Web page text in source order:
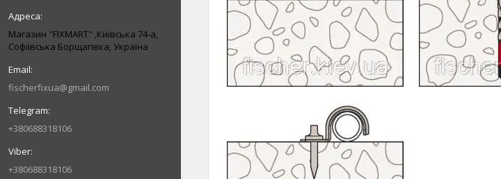
Магазин "FIXMART" ,Київська 74-a,
Софіївська Борщагівка, Україна
fischerfixua@gmail.com
+380688318106
+380688318106